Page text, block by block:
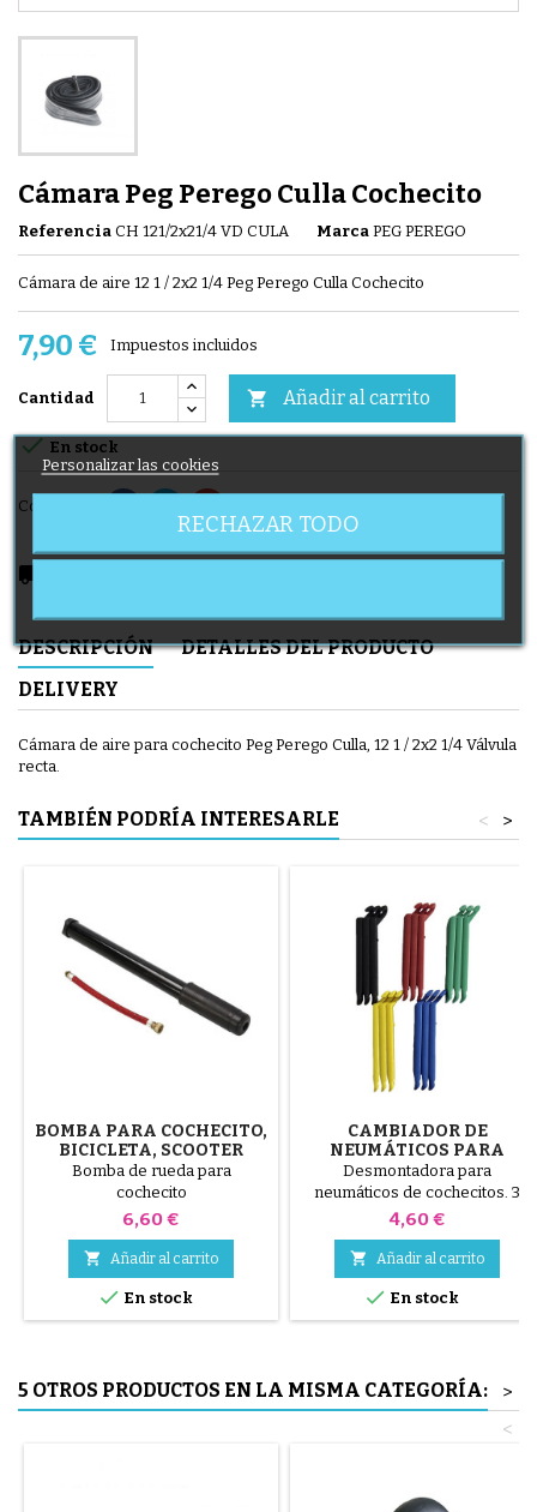
Cámara Peg Perego Culla Cochecito
Referencia CH 121/2x21/4 VD CULA Marca PEG PEREGO
Cámara de aire 12 1 / 2x2 1/4 Peg Perego Culla Cochecito
7,90 € Impuestos incluidos
Cantidad  Añadir al carrito
 En stock
Compartir
local_shipping
DESCRIPCIÓN
DETALLES DEL PRODUCTO
DELIVERY
Cámara de aire para cochecito Peg Perego Culla, 12 1 / 2x2 1/4 Válvula
recta.
TAMBIÉN PODRÍA INTERESARLE >
<
BOMBA PARA COCHECITO,
BICICLETA, SCOOTER
Bomba de rueda para
cochecito
Precio
6,60 €
 Añadir al carrito
 En stock
CAMBIADOR DE
NEUMÁTICOS PARA
COCHECITO COLOR
ALEATORIO 1 PAQUETE DE
3 PIEZAS
Desmontadora para
neumáticos de cochecitos. 3
piezas de plástico de alta
negro, rojo, verde, amarillo y
azul o 3 piezas de acero ( gris )
El neumático se monta a mano,
sin herramientas, para evitar
Precio
4,60 €
 Añadir al carrito
 En stock
5 OTROS PRODUCTOS EN LA MISMA CATEGORÍA:
>
<
Personalizar las cookies
RECHAZAR TODO